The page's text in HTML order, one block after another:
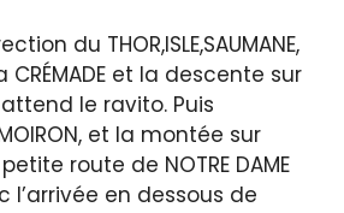
du THOR,ISLE,SAUMANE,
et la descente sur
attend le ravito. Puis
et la montée sur
route de NOTRE DAME
l’arrivée en dessous de